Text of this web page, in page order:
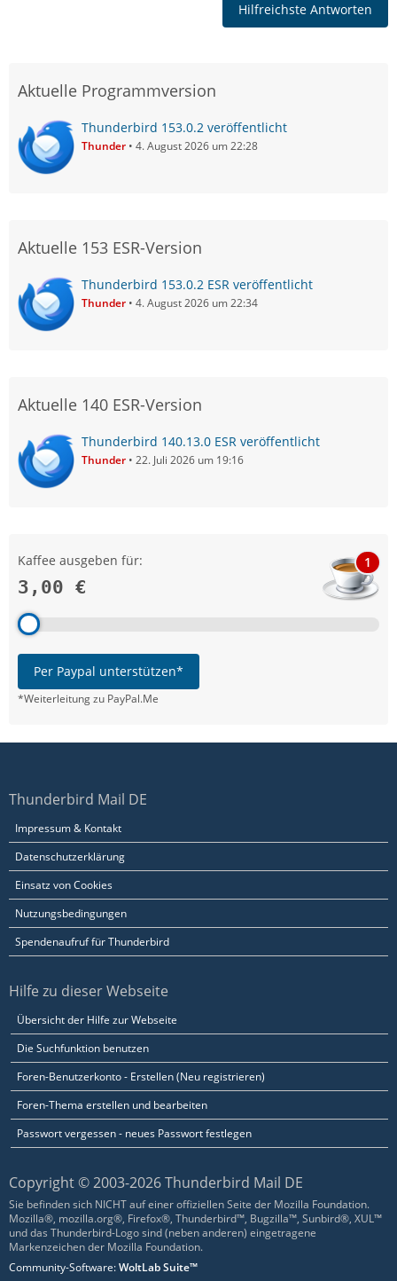
Hilfreichste Antworten
Aktuelle Programmversion
Thunderbird 153.0.2 veröffentlicht
Thunder 4. August 2026 um 22:28
Aktuelle 153 ESR-Version
Thunderbird 153.0.2 ESR veröffentlicht
Thunder 4. August 2026 um 22:34
Aktuelle 140 ESR-Version
Thunderbird 140.13.0 ESR veröffentlicht
Thunder 22. Juli 2026 um 19:16
Kaffee ausgeben für:
3,00 €
1
Per Paypal unterstützen*
*Weiterleitung zu PayPal.Me
Thunderbird Mail DE
Impressum & Kontakt
Datenschutzerklärung
Einsatz von Cookies
Nutzungsbedingungen
Spendenaufruf für Thunderbird
Hilfe zu dieser Webseite
Übersicht der Hilfe zur Webseite
Die Suchfunktion benutzen
Foren-Benutzerkonto - Erstellen (Neu registrieren)
Foren-Thema erstellen und bearbeiten
Passwort vergessen - neues Passwort festlegen
Copyright © 2003-2026 Thunderbird Mail DE
Sie befinden sich NICHT auf einer offiziellen Seite der Mozilla Foundation.
Mozilla®, mozilla.org®, Firefox®, Thunderbird™, Bugzilla™, Sunbird®, XUL™
und das Thunderbird-Logo sind (neben anderen) eingetragene
Markenzeichen der Mozilla Foundation.
Community-Software:WoltLab Suite™